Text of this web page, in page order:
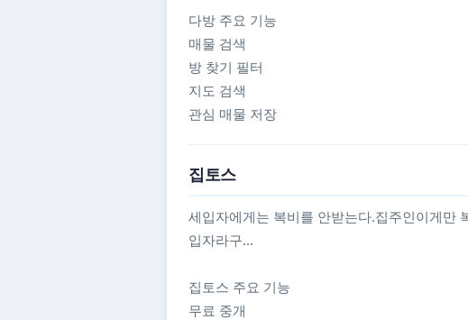
다방 주요 기능
매물 검색
방 찾기 필터
지도 검색
관심 매물 저장
집토스
세입자에게는 복비를 안받는다.집주인이게만
입자라구...
집토스 주요 기능
무료 중개